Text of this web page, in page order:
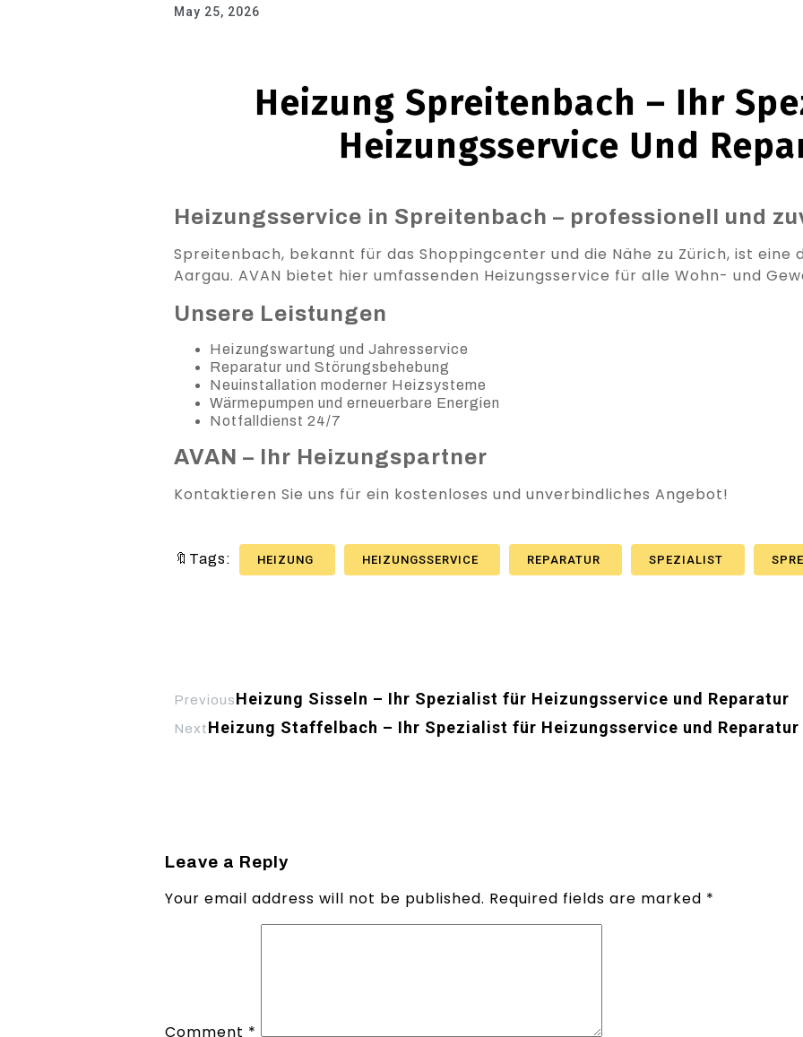
May 25, 2026
Heizung Spreitenbach – Ihr
Heizungsservice Und
Heizungsservice in Spreitenbach – professionell und
Spreitenbach, bekannt für das Shoppingcenter und die Nähe zu Zürich, ist eine
Aargau. AVAN bietet hier umfassenden Heizungsservice für alle Wohn- und
Unsere Leistungen
Heizungswartung und Jahresservice
Reparatur und Störungsbehebung
Neuinstallation moderner Heizsysteme
Wärmepumpen und erneuerbare Energien
Notfalldienst 24/7
AVAN – Ihr Heizungspartner
Kontaktieren Sie uns für ein kostenloses und unverbindliches Angebot!
🔖Tags: HEIZUNG HEIZUNGSSERVICE REPARATUR SPEZIALIST
PreviousHeizung Sisseln – Ihr Spezialist für Heizungsservice und Reparatur
NextHeizung Staffelbach – Ihr Spezialist für Heizungsservice und Reparatur
Leave a Reply
Your email address will not be published. Required fields are marked *
Comment *